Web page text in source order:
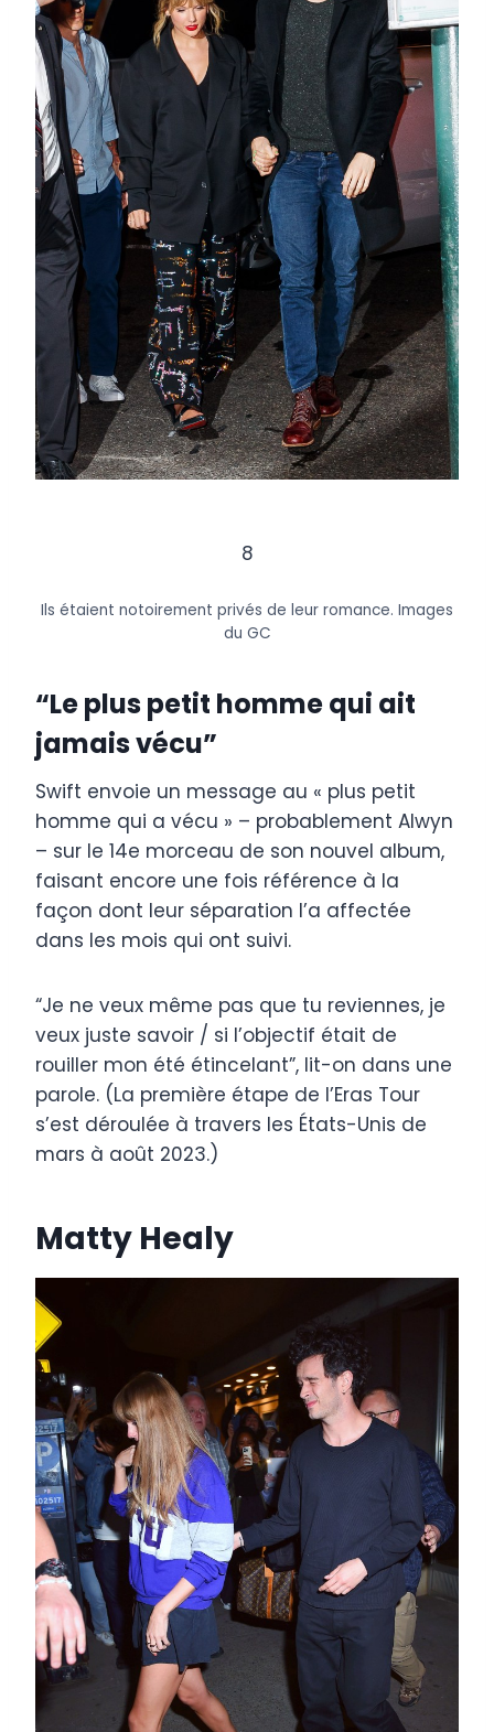
8
Ils étaient notoirement privés de leur romance. Images
du GC
“Le plus petit homme qui ait
jamais vécu”
Swift envoie un message au « plus petit
homme qui a vécu » – probablement Alwyn
– sur le 14e morceau de son nouvel album,
faisant encore une fois référence à la
façon dont leur séparation l’a affectée
dans les mois qui ont suivi.
“Je ne veux même pas que tu reviennes, je
veux juste savoir / si l’objectif était de
rouiller mon été étincelant”, lit-on dans une
parole. (La première étape de l’Eras Tour
s’est déroulée à travers les États-Unis de
mars à août 2023.)
Matty Healy